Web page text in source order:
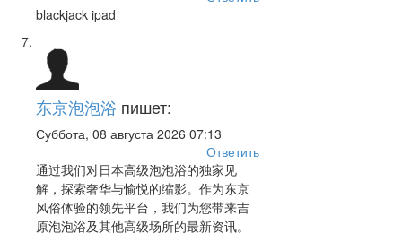
blackjack ipad
东京泡泡浴 пишет:
Суббота, 08 августа 2026 07:13
Ответить
通过我们对日本高级泡泡浴的独家见
解，探索奢华与愉悦的缩影。作为东京
风俗体验的领先平台，我们为您带来吉
原泡泡浴及其他高级场所的最新资讯。